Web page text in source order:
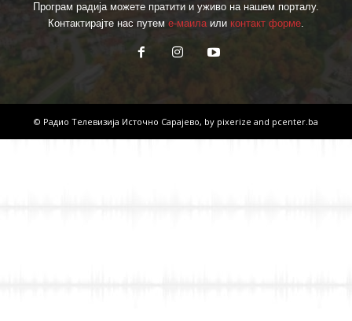
Програм радија можете пратити и уживо на нашем порталу.
Контактирајте нас путем е-маилаили контакт форме.
© Радио Телевизија Источно Сарајево, by pixerize and pcenter.ba